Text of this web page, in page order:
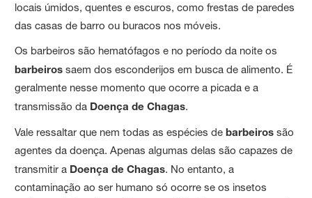
locais úmidos, quentes e escuros, como frestas de paredes
das casas de barro ou buracos nos móveis.
Os barbeiros são hematófagos e no período da noite os
barbeiros saem dos esconderijos em busca de alimento. É
geralmente nesse momento que ocorre a picada e a
transmissão da Doença de Chagas.
Vale ressaltar que nem todas as espécies debarbeiros são
agentes da doença. Apenas algumas delas são capazes de
transmitir a Doença de Chagas. No entanto, a
contaminação ao ser humano só ocorre se os insetos